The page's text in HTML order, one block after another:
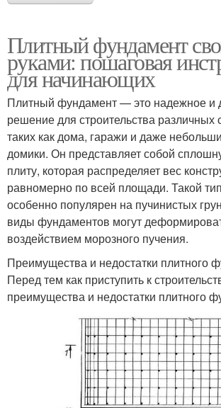
Плитный фундамент
руками: пошаговая
для начинающих
Плитный фундамент — это надежное и
решение для строительства различных
таких как дома, гаражи и даже
домики. Он представляет собой
плиту, которая распределяет вес
равномерно по всей площади. Такой
особенно популярен на пучинистых
виды фундаментов могут
воздействием морозного пучения.
Преимущества и недостатки плитного
Перед тем как приступить к
преимущества и недостатки плитного